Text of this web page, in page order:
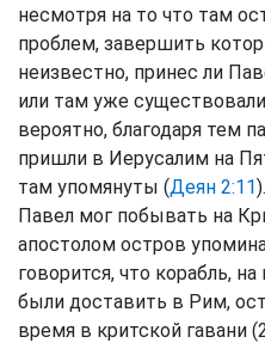
несмотря на то что там
проблем, завершить
неизвестно, принес ли
или там уже
вероятно, благодаря тем
пришли в Иерусалим на
там упомянуты (Деян 2:11
Павел мог побывать на
апостолом остров
говорится, что корабль,
были доставить в Рим,
время в критской гавани